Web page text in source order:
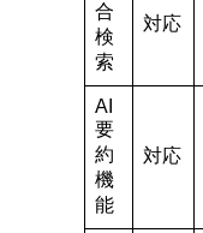
合
検
索
対応
AI
要
約
機
能
対応